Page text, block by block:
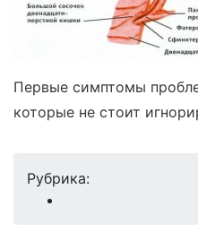
Первые симптомы
которые не стоит
Рубрика: